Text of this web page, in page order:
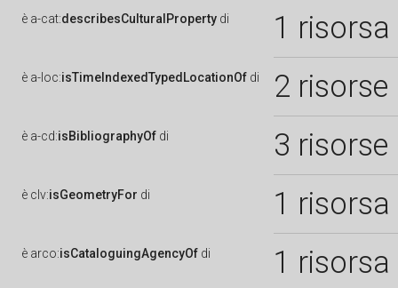
è a-cat:describesCulturalProperty di 1 risorsa
è a-loc:isTimeIndexedTypedLocationOf di 2 risorse
è a-cd:isBibliographyOf di 3 risorse
è clv:isGeometryFor di 1 risorsa
è arco:isCataloguingAgencyOf di 1 risorsa